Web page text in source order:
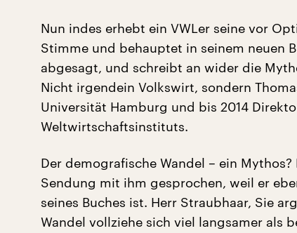
Nun indes erhebt ein VWLer seine vor
Stimme und behauptet in seinem neuen
abgesagt, und schreibt an wider die
Nicht irgendein Volkswirt, sondern
Universität Hamburg und bis 2014
Weltwirtschaftsinstituts.
Der demografische Wandel – ein
Sendung mit ihm gesprochen, weil er
seines Buches ist. Herr Straubhaar, Sie
Wandel vollziehe sich viel langsamer als